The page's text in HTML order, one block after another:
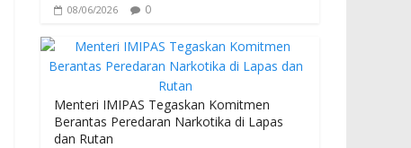
08/06/2026 0
Menteri IMIPAS Tegaskan Komitmen
Berantas Peredaran Narkotika di Lapas
dan Rutan